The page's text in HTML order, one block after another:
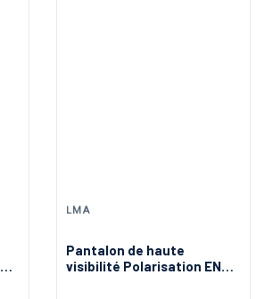
LMA
Pantalon de haute
visibilité Polarisation EN